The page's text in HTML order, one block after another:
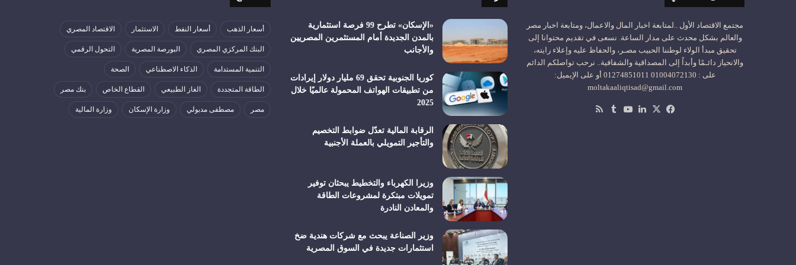
مجتمع الاقتصاد الأول ..لمتابعة اخبار المال والاعمال، ومتابعة اخبار مصر
والعالم بشكل محدث على مدار الساعة. نسعى في تقديم محتوانا إلى
تحقيق مبدأ الولاء لوطننا الحبيب مصـر، والحفاظ عليه وإعلاء رايته،
والانحياز دائـمًا وأبداً إلى المصداقية والشفافية.. نرحب تواصلكم الدائم
على : 01004072130 01274851011 أو على الإيميل:
moltakaaliqtisad@gmail.com
فيسبوك
‫X لينكدإن‫YouTube
«الإسكان» تطرح 99 فرصة استثمارية
بالمدن الجديدة أمام المستثمرين المصريين
والأجانب
كوريا الجنوبية تحقق 69 مليار دولار إيرادات
من تطبيقات الهواتف المحمولة عالميًا خلال
2025
الرقابة المالية تعدّل ضوابط التخصيم
والتأجير التمويلي بالعملة الأجنبية
وزيرا الكهرباء والتخطيط يبحثان توفير
تمويلات مبتكرة لمشروعات الطاقة
والمعادن النادرة
وزير الصناعة يبحث مع شركات هندية ضخ
استثمارات جديدة في السوق المصرية
أسعار الذهب أسعار النفط الاستثمار الاقتصاد المصري
البنك المركزي المصري البورصة المصرية التحول الرقمي
التنمية المستدامة الذكاء الاصطناعي الصحة
الطاقة المتجددة الغاز الطبيعي القطاع الخاص بنك مصر
مصر مصطفى مدبولي وزارة الإسكان وزارة المالية